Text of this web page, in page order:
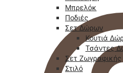
Μπρελόκ
Ποδιές
Σετ Δώρων
Κουτιά
Τσάντες
Σετ Ζωγραφικής
Στιλό